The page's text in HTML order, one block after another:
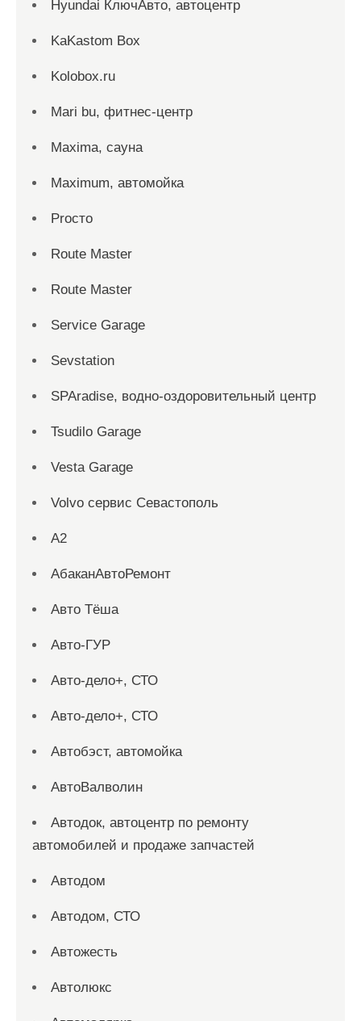
Hyundai КлючАвто, автоцентр
KaKastom Box
Kolobox.ru
Mari bu, фитнес-центр
Maxima, сауна
Maximum, автомойка
Proсто
Route Master
Route Master
Service Garage
Sevstation
SPAradise, водно-оздоровительный центр
Tsudilo Garage
Vesta Garage
Volvo сервис Севастополь
А2
АбаканАвтоРемонт
Авто Тёша
Авто-ГУР
Авто-дело+, СТО
Авто-дело+, СТО
Автобэст, автомойка
АвтоВалволин
Автодок, автоцентр по ремонту
автомобилей и продаже запчастей
Автодом
Автодом, СТО
Автожесть
Автолюкс